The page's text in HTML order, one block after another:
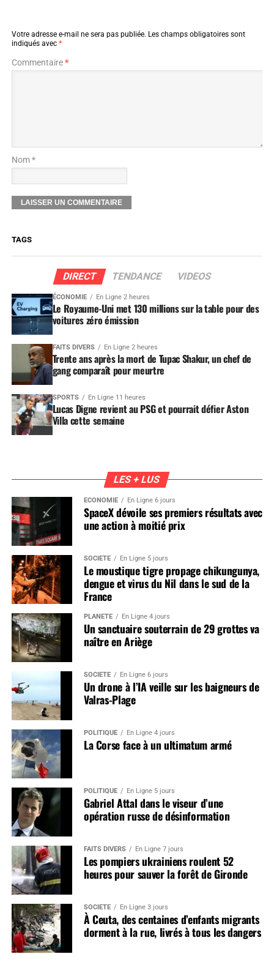
Votre adresse e-mail ne sera pas publiée. Les champs obligatoires sont
indiqués avec *
Commentaire*
Nom *
TAGS
DIRECT TENDANCE VIDEOS
ÉCONOMIE En Ligne 2 heures
Le Royaume-Uni met 130 millions sur la table pour des
voitures zéro émission
FAITS DIVERS En Ligne 2 heures
Trente ans après la mort de Tupac Shakur, un chef de
gang comparaît pour meurtre
SPORTS En Ligne 11 heures
Lucas Digne revient au PSG et pourrait défier Aston
Villa cette semaine
LES + LUS
ÉCONOMIE En Ligne 6 jours
SpaceX dévoile ses premiers résultats avec
une action à moitié prix
SOCIÉTÉ En Ligne 5 jours
Le moustique tigre propage chikungunya,
dengue et virus du Nil dans le sud de la
France
PLANÈTE En Ligne 4 jours
Un sanctuaire souterrain de 29 grottes va
naître en Ariège
SOCIÉTÉ En Ligne 6 jours
Un drone à l’IA veille sur les baigneurs de
Valras-Plage
POLITIQUE En Ligne 4 jours
La Corse face à un ultimatum armé
POLITIQUE En Ligne 5 jours
Gabriel Attal dans le viseur d’une
opération russe de désinformation
FAITS DIVERS En Ligne 7 jours
Les pompiers ukrainiens roulent 52
heures pour sauver la forêt de Gironde
SOCIÉTÉ En Ligne 3 jours
À Ceuta, des centaines d’enfants migrants
dorment à la rue, livrés à tous les dangers